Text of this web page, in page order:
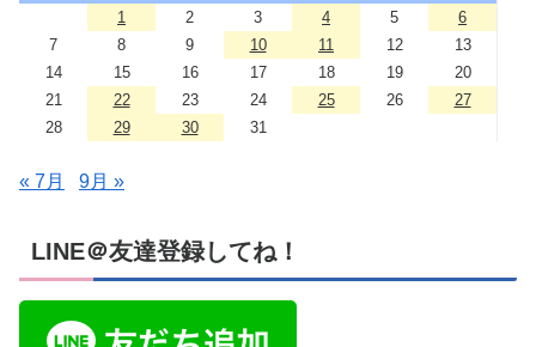
1
2 3 4 5
6
7
8 9 10 11 12
13
14
15 16 17 18 19
20
21
22 23 24 25 26
27
28
29 30 31
« 7月 9月 »
LINE＠友達登録してね！